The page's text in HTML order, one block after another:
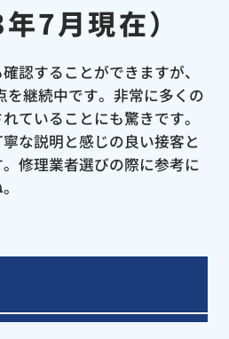
7月現在）
認することができますが、
を継続中です。非常に多くの
ていることにも驚きです。
な説明と感じの良い接客と
修理業者選びの際に参考に